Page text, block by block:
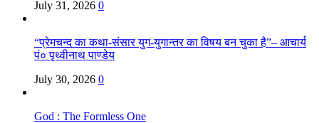
July 31, 2026 0
“प्रेमचन्द का कथा-संसार युग-युगान्तर का विषय बन चुका है”– आचार्य
पं० पृथ्वीनाथ पाण्डेय
July 30, 2026 0
God : The Formless One